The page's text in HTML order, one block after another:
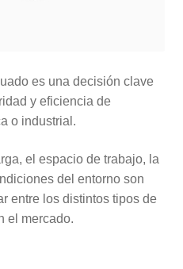
es una decisión clave
y eficiencia de
o industrial.
el espacio de trabajo, la
del entorno son
entre los distintos tipos de
el mercado.